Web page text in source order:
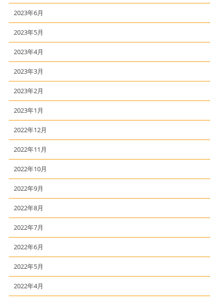
2023年6月
2023年5月
2023年4月
2023年3月
2023年2月
2023年1月
2022年12月
2022年11月
2022年10月
2022年9月
2022年8月
2022年7月
2022年6月
2022年5月
2022年4月